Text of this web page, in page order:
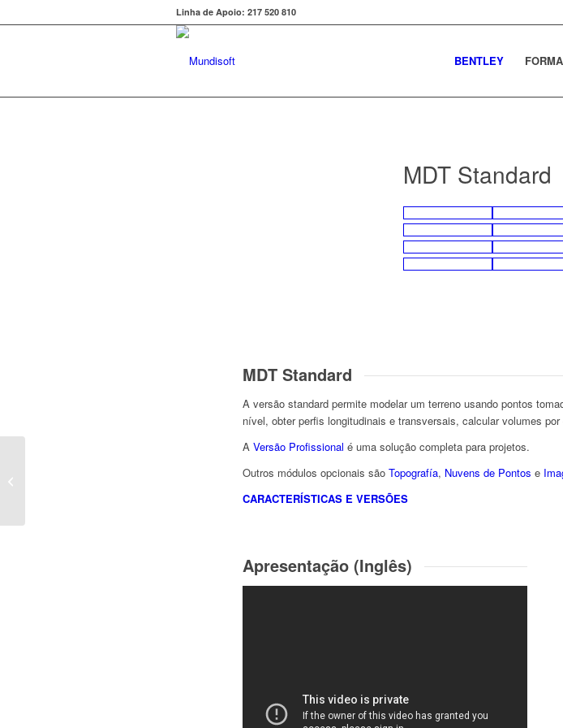
Linha de Apoio: 217 520 810
BENTLEY
MDT Standard
MDT Standard
A versão standard permite modelar um terreno usando pontos
nível, obter perfis longitudinais e transversais, calcular volumes
A Versão Profissional é uma solução completa para projetos.
Outros módulos opcionais são Topografía, Nuvens de Pontos e
CARACTERÍSTICAS E VERSÕES
Apresentação (Inglês)